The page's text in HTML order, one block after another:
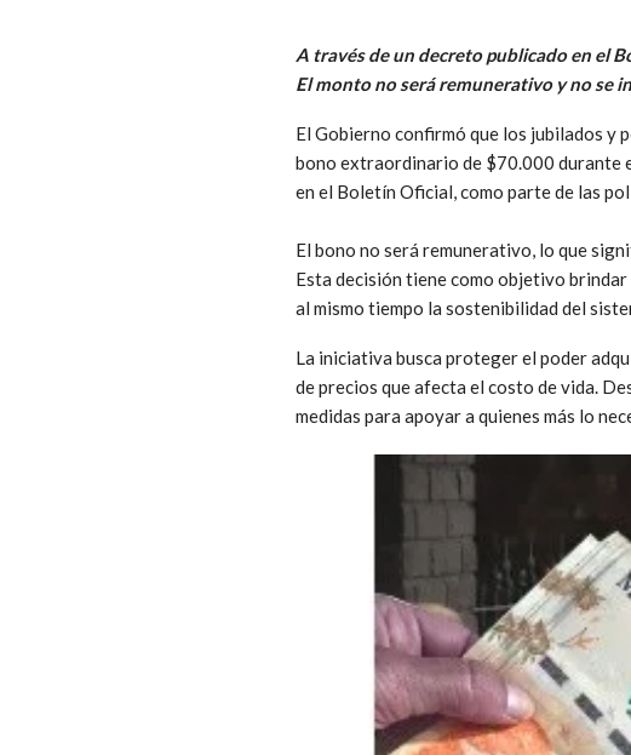
A través de un decreto publicado en el
El monto no será remunerativo y no se
El Gobierno confirmó que los jubilados y
bono extraordinario de $70.000 durante
en el Boletín Oficial, como parte de las
El bono no será remunerativo, lo que
Esta decisión tiene como objetivo
al mismo tiempo la sostenibilidad del
La iniciativa busca proteger el poder
de precios que afecta el costo de vida.
medidas para apoyar a quienes más lo